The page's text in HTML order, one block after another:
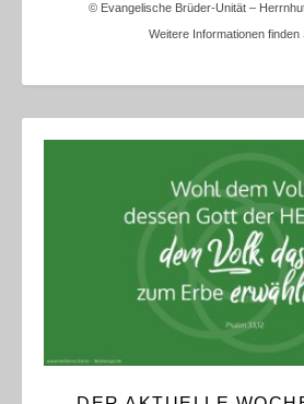
© Evangelische Brüder-Unität –
Weitere Informationen finden